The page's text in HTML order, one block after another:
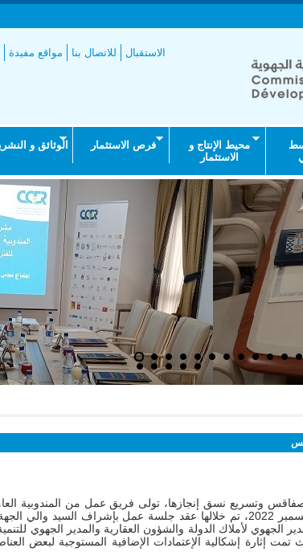
مواقع مفيدة للاتصال بنا الاستقبال
محيط الإنتاج و
الاستثمار
فرص الاستثمار الوثائق و
صفاقس وتسريع نسق إنجازها، تولى فريق عمل من المندوبية
المدير العام القيام بزيارة عمل للجهة يوم الإثنين 12 ديسمبر 2022، تم خلالها عقد جلسة عمل بإشراف
الجهوي لأملاك الدولة والشؤون العقارية والمدير الجهوي
إثارة إشكالية الإعتمادات الإضافية المستوجبة لبعض